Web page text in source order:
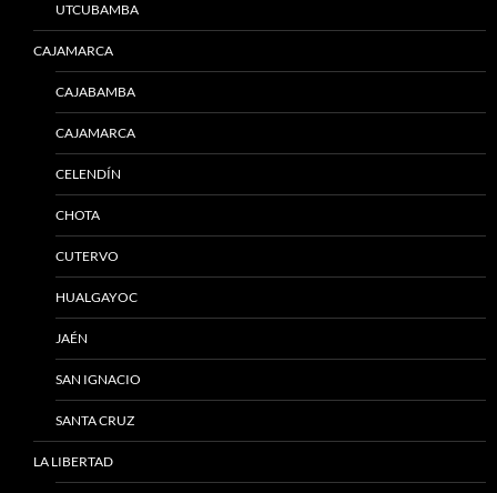
UTCUBAMBA
CAJAMARCA
CAJABAMBA
CAJAMARCA
CELENDÍN
CHOTA
CUTERVO
HUALGAYOC
JAÉN
SAN IGNACIO
SANTA CRUZ
LA LIBERTAD